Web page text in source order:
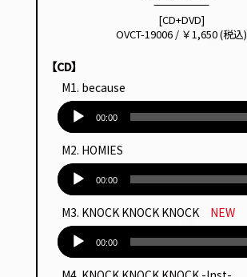
[CD+DVD]
OVCT-19006 / ￥1,650 (税込)
【CD】
M1. because
レー
ヤー
00:00
M2. HOMIES
レー
ヤー
00:00
M3. KNOCK KNOCK KNOCKNEW
00:00